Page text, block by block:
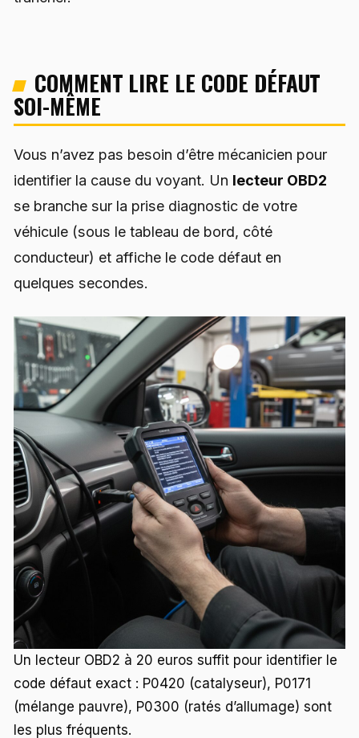
COMMENT LIRE LE CODE DÉFAUT
SOI-MÊME
Vous n’avez pas besoin d’être mécanicien pour
identifier la cause du voyant. Un lecteur OBD2
se branche sur la prise diagnostic de votre
véhicule (sous le tableau de bord, côté
conducteur) et affiche le code défaut en
quelques secondes.
Un lecteur OBD2 à 20 euros suffit pour identifier le
code défaut exact : P0420 (catalyseur), P0171
(mélange pauvre), P0300 (ratés d’allumage) sont
les plus fréquents.